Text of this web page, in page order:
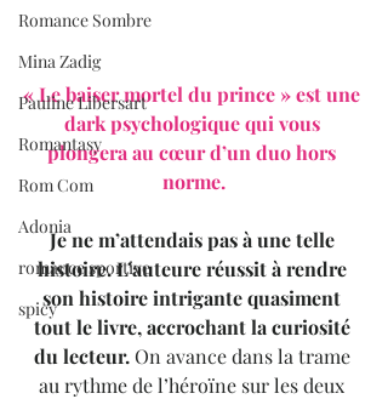
Romance Sombre
Mina Zadig
Pauline Libersart
Romantasy
Rom Com
Adonia
romance sportive
spicy
« Le baiser mortel du prince » est une
dark psychologique qui vous
plongera au cœur d’un duo hors
norme.
Je ne m’attendais pas à une telle
histoire. L’auteure réussit à rendre
son histoire intrigante quasiment
tout le livre, accrochant la curiosité
du lecteur. On avance dans la trame
au rythme de l’héroïne sur les deux